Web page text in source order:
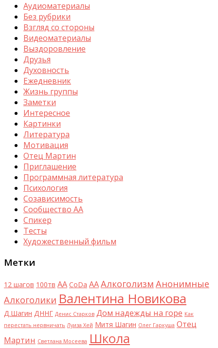
Аудиоматериалы
Без рубрики
Взгляд со стороны
Видеоматериалы
Выздоровление
Друзья
Духовность
Ежедневник
Жизнь группы
Заметки
Интересное
Картинки
Литература
Мотивация
Отец Мартин
Приглашение
Программная литература
Психология
Созависимость
Сообщество АА
Спикер
Тесты
Художественный фильм
Метки
12 шагов 100тв AA CoDa АААлкоголизм Анонимные
Алкоголики Валентина Новикова
Д.Шагин ДННГ Денис Старков Дом надежды на горе Как
перестать нервничать Луиза Хей Митя Шагин Олег Гаркуша Отец
Мартин Светлана Мосеева Школа